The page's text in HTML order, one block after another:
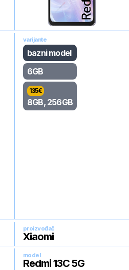
varijante
bazni model
6GB
135€
8GB, 256GB
proizvođač
Xiaomi
model
Redmi 13C 5G